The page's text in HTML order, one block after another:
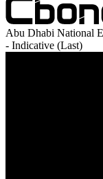
Abu Dhabi National
- Indicative (Last)